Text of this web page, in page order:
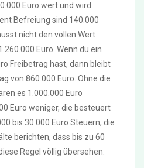
Euro wert und wird
Befreiung sind 140.000
nicht den vollen Wert
Euro. Wenn du ein
Freibetrag hast, dann bleibt
von 860.000 Euro. Ohne die
es 1.000.000 Euro
Euro weniger, die besteuert
bis 30.000 Euro Steuern, die
berichten, dass bis zu 60
Regel völlig übersehen.